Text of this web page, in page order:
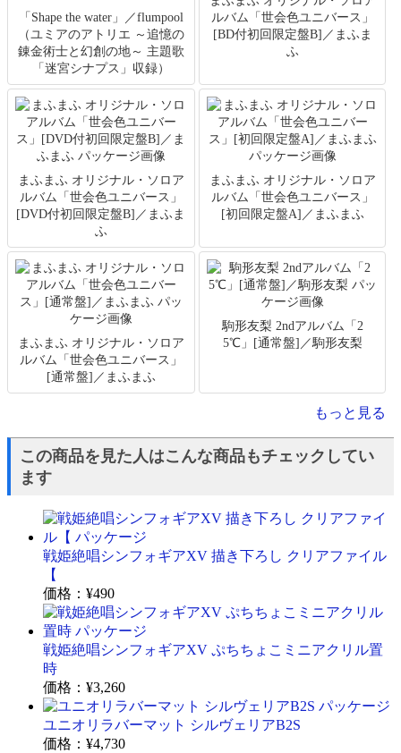
「Shape the water」／flumpool
（ユミアのアトリエ ～追憶の
錬金術士と幻創の地～ 主題歌
「迷宮シナプス」収録）
ルバム「世会色ユニバース」
[BD付初回限定盤B]／まふま
ふ
まふまふ オリジナル・ソロア
ルバム「世会色ユニバース」
[DVD付初回限定盤B]／まふま
ふ
まふまふ オリジナル・ソロア
ルバム「世会色ユニバース」
[初回限定盤A]／まふまふ
まふまふ オリジナル・ソロア
ルバム「世会色ユニバース」
[通常盤]／まふまふ
駒形友梨 2ndアルバム「2
5℃」[通常盤]／駒形友梨
もっと見る
この商品を見た人はこんな商品もチェックしてい
ます
戦姫絶唱シンフォギアXV 描き下ろし クリアファイル
【
価格： ¥490
戦姫絶唱シンフォギアXV ぷちちょこミニアクリル置
時
価格： ¥3,260
ユニオリラバーマット シルヴェリアB2S
価格： ¥4,730